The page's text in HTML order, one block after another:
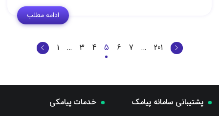
ادامه مطلب
1 … 3 4 5 6 7 … 201
پشتیبانی سامانه پیامک خدمات پیامکی